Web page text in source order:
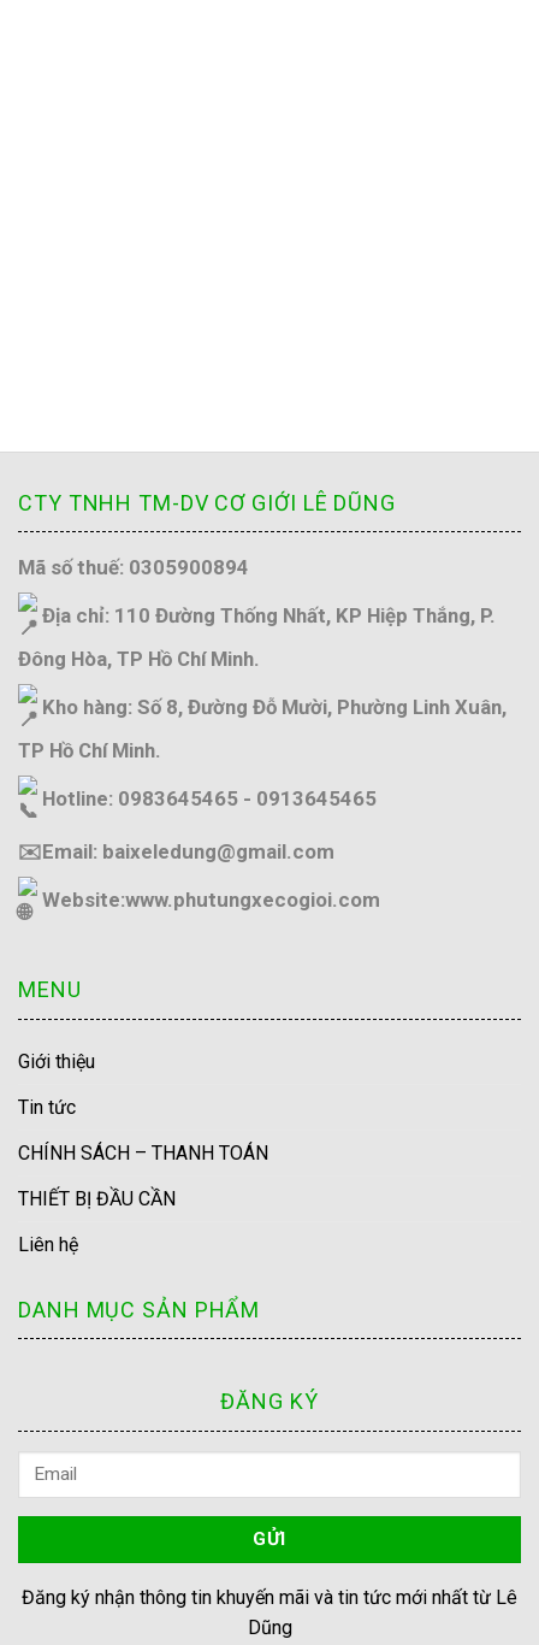
CTY TNHH TM-DV CƠ GIỚI LÊ DŨNG
Mã số thuế: 0305900894
Địa chỉ: 110 Đường Thống Nhất, KP Hiệp Thắng, P.
Đông Hòa, TP Hồ Chí Minh.
Kho hàng: Số 8, Đường Đỗ Mười, Phường Linh Xuân,
TP Hồ Chí Minh.
Hotline: 0983645465 - 0913645465
✉️Email: baixeledung@gmail.com
Website:www.phutungxecogioi.com
MENU
Giới thiệu
Tin tức
CHÍNH SÁCH – THANH TOÁN
THIẾT BỊ ĐẦU CẦN
Liên hệ
DANH MỤC SẢN PHẨM
ĐĂNG KÝ
Đăng ký nhận thông tin khuyến mãi và tin tức mới nhất từ Lê
Dũng